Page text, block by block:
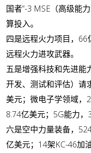
国者”-3 MSE（高级能
算投入。
四是远程火力项目，66
远程火力进攻武器。
五是增强科技和先进能
开发、测试和评估）请
美元；微电子学领域，
8.74亿美元；5G能力，
六是空中力量装备，
亿美元；14架KC-46加